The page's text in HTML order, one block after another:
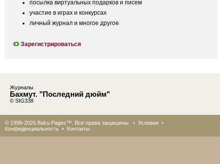
посылка виртуальных подарков и писем
участие в играх и конкурсах
личный журнал и многое другое
Зарегистрироваться
Журналы
Бахмут. "Последний дюйм"
© SIG338
© 1998-2026 Baku Pages™. Все права защищены • Условия •
Конфиденциальность • Контакты